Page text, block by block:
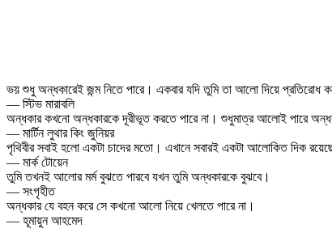
ভয় শুধু অন্ধকারেই জন্ম নিতে পারে। একবার যদি তুমি তা আলো দিয়ে প্রতিরোধ
— স্টিভ মারাবলি
অন্ধকার কখনো অন্ধকারকে দূরীভূত করতে পারে না। শুধুমাত্র আলোই পারে
— মার্টিন লুথার কিং জুনিয়র
পৃথিবীর সবাই হলো একটা চাদের মতো। এখানে সবারই একটা আলোকিত দিক
— মার্ক টোয়েন
তুমি তখনই আলোর মর্ম বুঝতে পারবে যখন তুমি অন্ধকারকে বুঝবে।
— সংগৃহীত
অন্ধকার যে বহন করে সে কখনো আলো নিয়ে খেলতে পারে না।
— হূমায়ুন আহমেদ